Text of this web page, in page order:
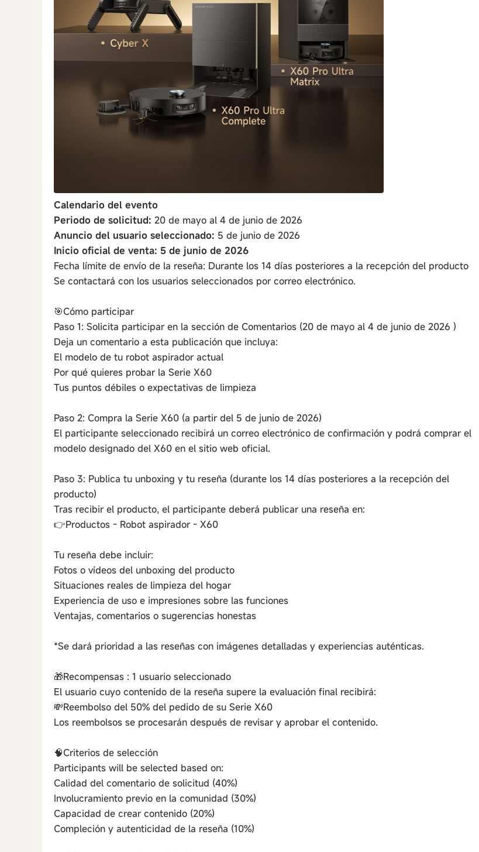
Calendario del evento
Periodo de solicitud: 20 de mayo al 4 de junio de 2026
Anuncio del usuario seleccionado: 5 de junio de 2026
Inicio oficial de venta: 5 de junio de 2026
Fecha límite de envío de la reseña: Durante los 14 días posteriores a la recepción del producto
Se contactará con los usuarios seleccionados por correo electrónico.
🎯Cómo participar
Paso 1: Solicita participar en la sección de Comentarios (20 de mayo al 4 de junio de 2026 )
Deja un comentario a esta publicación que incluya:
El modelo de tu robot aspirador actual
Por qué quieres probar la Serie X60
Tus puntos débiles o expectativas de limpieza
Paso 2: Compra la Serie X60 (a partir del 5 de junio de 2026)
El participante seleccionado recibirá un correo electrónico de confirmación y podrá comprar el
modelo designado del X60 en el sitio web oficial.
Paso 3: Publica tu unboxing y tu reseña (durante los 14 días posteriores a la recepción del
producto)
Tras recibir el producto, el participante deberá publicar una reseña en:
👉Productos - Robot aspirador - X60
Tu reseña debe incluir:
Fotos o vídeos del unboxing del producto
Situaciones reales de limpieza del hogar
Experiencia de uso e impresiones sobre las funciones
Ventajas, comentarios o sugerencias honestas
*Se dará prioridad a las reseñas con imágenes detalladas y experiencias auténticas.
🎁Recompensas : 1 usuario seleccionado
El usuario cuyo contenido de la reseña supere la evaluación final recibirá:
💸Reembolso del 50% del pedido de su Serie X60
Los reembolsos se procesarán después de revisar y aprobar el contenido.
🧠Criterios de selección
Participants will be selected based on:
Calidad del comentario de solicitud (40%)
Involucramiento previo en la comunidad (30%)
Capacidad de crear contenido (20%)
Compleción y autenticidad de la reseña (10%)